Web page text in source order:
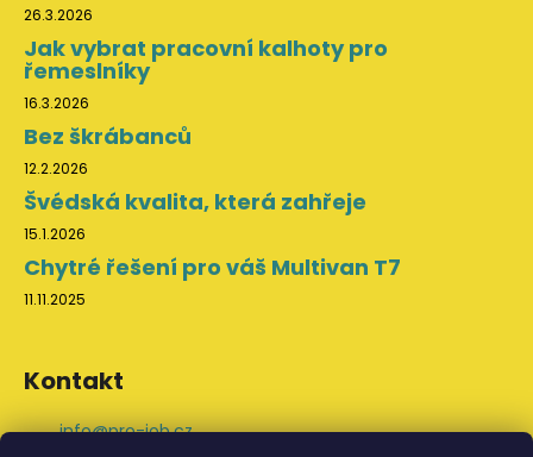
26.3.2026
Jak vybrat pracovní kalhoty pro
řemeslníky
16.3.2026
Bez škrábanců
12.2.2026
Švédská kvalita, která zahřeje
15.1.2026
Chytré řešení pro váš Multivan T7
11.11.2025
Kontakt
info@pro-job.cz